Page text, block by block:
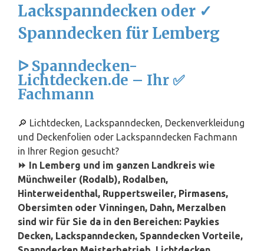
Lackspanndecken oder ✓
Spanndecken für Lemberg
ᐅ Spanndecken-
Lichtdecken.de – Ihr ✅
Fachmann
🔎 Lichtdecken, Lackspanndecken, Deckenverkleidung
und Deckenfolien oder Lackspanndecken Fachmann
in Ihrer Region gesucht?
⏩ In Lemberg und im ganzen Landkreis wie
Münchweiler (Rodalb), Rodalben,
Hinterweidenthal, Ruppertsweiler, Pirmasens,
Obersimten oder Vinningen, Dahn, Merzalben
sind wir für Sie da in den Bereichen: Paykies
Decken, Lackspanndecken, Spanndecken Vorteile,